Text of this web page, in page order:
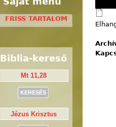
FRISS TARTALOM
Biblia-kereső